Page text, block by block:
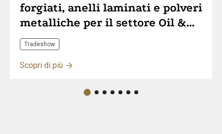
forgiati, anelli laminati e polveri
metalliche per il settore Oil &
Gas
Tradeshow
Scopri di più